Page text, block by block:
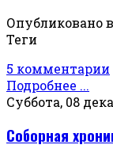
Опубликовано в
Теги
5 комментарии
Подробнее ...
Суббота, 08
Соборная